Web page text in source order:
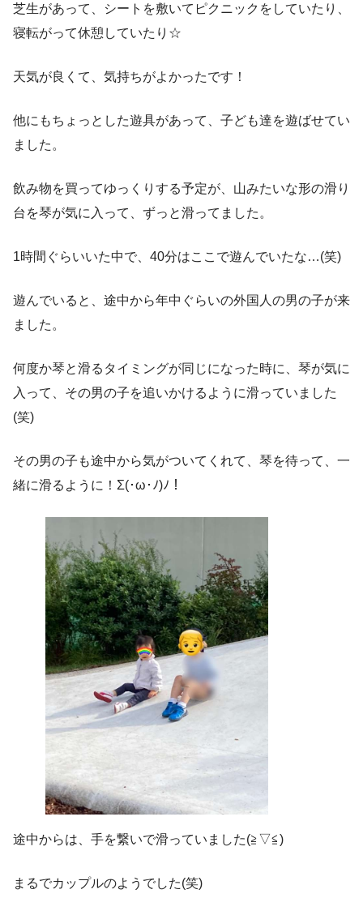
芝生があって、シートを敷いてピクニックをしていたり、
寝転がって休憩していたり☆
天気が良くて、気持ちがよかったです！
他にもちょっとした遊具があって、子ども達を遊ばせてい
ました。
飲み物を買ってゆっくりする予定が、山みたいな形の滑り
台を琴が気に入って、ずっと滑ってました。
1時間ぐらいいた中で、40分はここで遊んでいたな…(笑)
遊んでいると、途中から年中ぐらいの外国人の男の子が来
ました。
何度か琴と滑るタイミングが同じになった時に、琴が気に
入って、その男の子を追いかけるように滑っていました
(笑)
その男の子も途中から気がついてくれて、琴を待って、一
緒に滑るように！Σ(･ω･ﾉ)ﾉ！
途中からは、手を繋いで滑っていました(≧▽≦)
まるでカップルのようでした(笑)